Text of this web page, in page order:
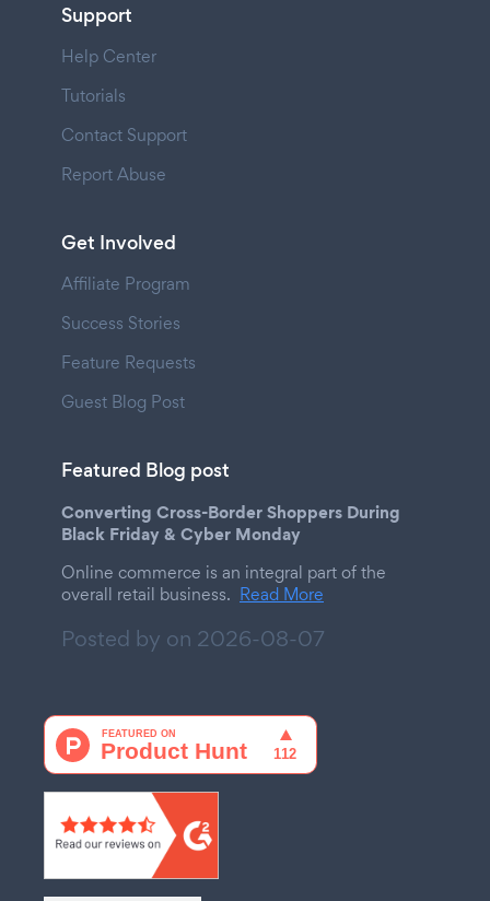
Support
Help Center
Tutorials
Contact Support
Report Abuse
Get Involved
Affiliate Program
Success Stories
Feature Requests
Guest Blog Post
Featured Blog post
Converting Cross-Border Shoppers During
Black Friday & Cyber Monday
Online commerce is an integral part of the
overall retail business. Read More
Posted by on 2026-08-07